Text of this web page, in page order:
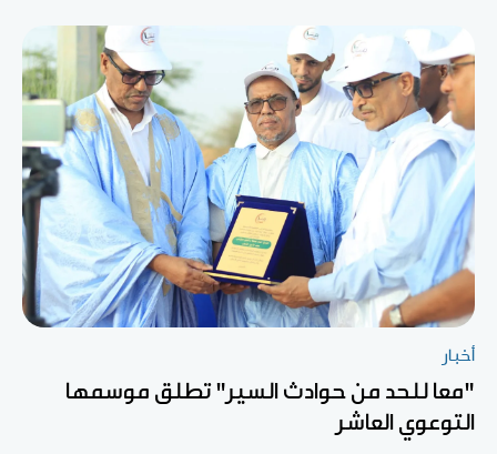
أخبار
"معا للحد من حوادث السير" تطلق موسمها
التوعوي العاشر